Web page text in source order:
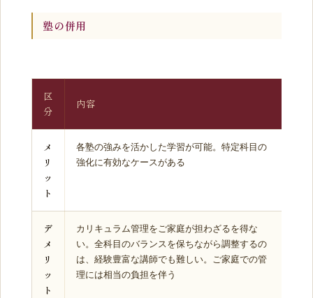
塾の併用
区
分
内容
メ
リ
ッ
ト
各塾の強みを活かした学習が可能。特定科目の
強化に有効なケースがある
デ
メ
リ
ッ
ト
カリキュラム管理をご家庭が担わざるを得な
い。全科目のバランスを保ちながら調整するの
は、経験豊富な講師でも難しい。ご家庭での管
理には相当の負担を伴う